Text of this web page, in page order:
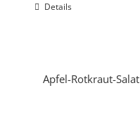
Details
Apfel-Rotkraut-Salat